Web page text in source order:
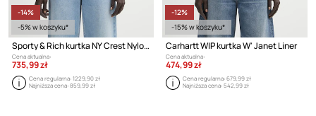
-14%
-5% w koszyku*
Sporty & Rich kurtka NY Crest Nylon Quilted
Cena aktualna:
735,99 zł
Cena regularna:1229,90 zł
Najniższa cena:859,99 zł
-12%
-15% w koszyku*
Carhartt WIP kurtka W' Janet Liner
Cena aktualna:
474,99 zł
Cena regularna:679,99 zł
Najniższa cena:542,99 zł